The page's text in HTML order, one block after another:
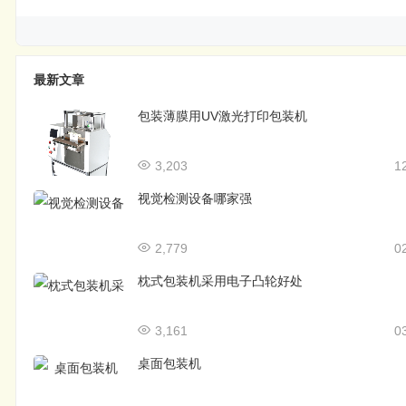
最新文章
包装薄膜用UV激光打印包装机
3,203
视觉检测设备哪家强
2,779
枕式包装机采用电子凸轮好处
3,161
桌面包装机